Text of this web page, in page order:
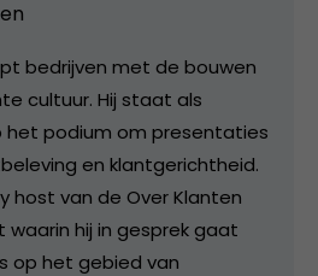
bedrijven met de bouwen
cultuur. Hij staat als
het podium om presentaties
en klantgerichtheid.
host van de Over Klanten
waarin hij in gesprek gaat
op het gebied van